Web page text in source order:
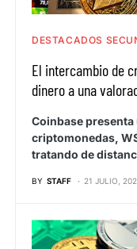
DESTACADOS
El intercambio de
dinero a una
Coinbase
criptomonedas,
tratando de
BY STAFF 21 JULIO,